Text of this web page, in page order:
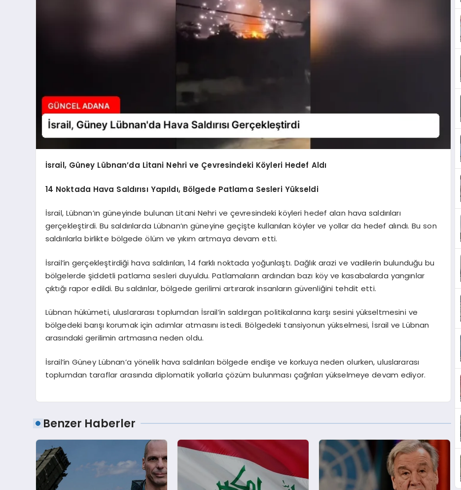
İsrail, Güney Lübnan’da Litani Nehri ve Çevresindeki Köyleri Hedef Aldı
14 Noktada Hava Saldırısı Yapıldı, Bölgede Patlama Sesleri Yükseldi
İsrail, Lübnan’ın güneyinde bulunan Litani Nehri ve çevresindeki köyleri hedef alan hava saldırıları
gerçekleştirdi. Bu saldırılarda Lübnan’ın güneyine geçişte kullanılan köyler ve yollar da hedef alındı. Bu son
saldırılarla birlikte bölgede ölüm ve yıkım artmaya devam etti.
İsrail’in gerçekleştirdiği hava saldırıları, 14 farklı noktada yoğunlaştı. Dağlık arazi ve vadilerin bulunduğu bu
bölgelerde şiddetli patlama sesleri duyuldu. Patlamaların ardından bazı köy ve kasabalarda yangınlar
çıktığı rapor edildi. Bu saldırılar, bölgede gerilimi artırarak insanların güvenliğini tehdit etti.
Lübnan hükümeti, uluslararası toplumdan İsrail’in saldırgan politikalarına karşı sesini yükseltmesini ve
bölgedeki barışı korumak için adımlar atmasını istedi. Bölgedeki tansiyonun yükselmesi, İsrail ve Lübnan
arasındaki gerilimin artmasına neden oldu.
İsrail’in Güney Lübnan’a yönelik hava saldırıları bölgede endişe ve korkuya neden olurken, uluslararası
toplumdan taraflar arasında diplomatik yollarla çözüm bulunması çağrıları yükselmeye devam ediyor.
Benzer Haberler